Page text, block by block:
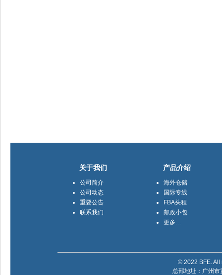
关于我们
公司简介
公司动态
重要公告
联系我们
产品介绍
海外仓储
国际专线
FBA头程
邮政小包
更多…
© 2022 BFE.
总部地址：广州